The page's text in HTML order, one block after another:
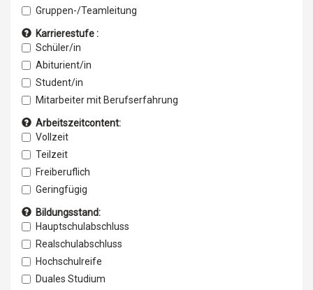
Technischer Kundendienst
Telekommunikation / Mobilfunk
Umwelttechnik / Verkehr
Verfahrenstechnik
Wirtschaftsingenieurwesen
Anlagenbau
Automatisierung/ Mechatronik
Bauwesen
Gruppen-/Teamleitung
Leitung/Management
Projektmanagement
Traineeship
Karrierestufe :
Schüler/in
Abiturient/in
Student/in
Mitarbeiter mit Berufserfahrung
Quereinsteiger
Arbeitszeitcontent:
Vollzeit
Teilzeit
Freiberuflich
Geringfügig
Bildungsstand:
Hauptschulabschluss
Realschulabschluss
Hochschulreife
Duales Studium